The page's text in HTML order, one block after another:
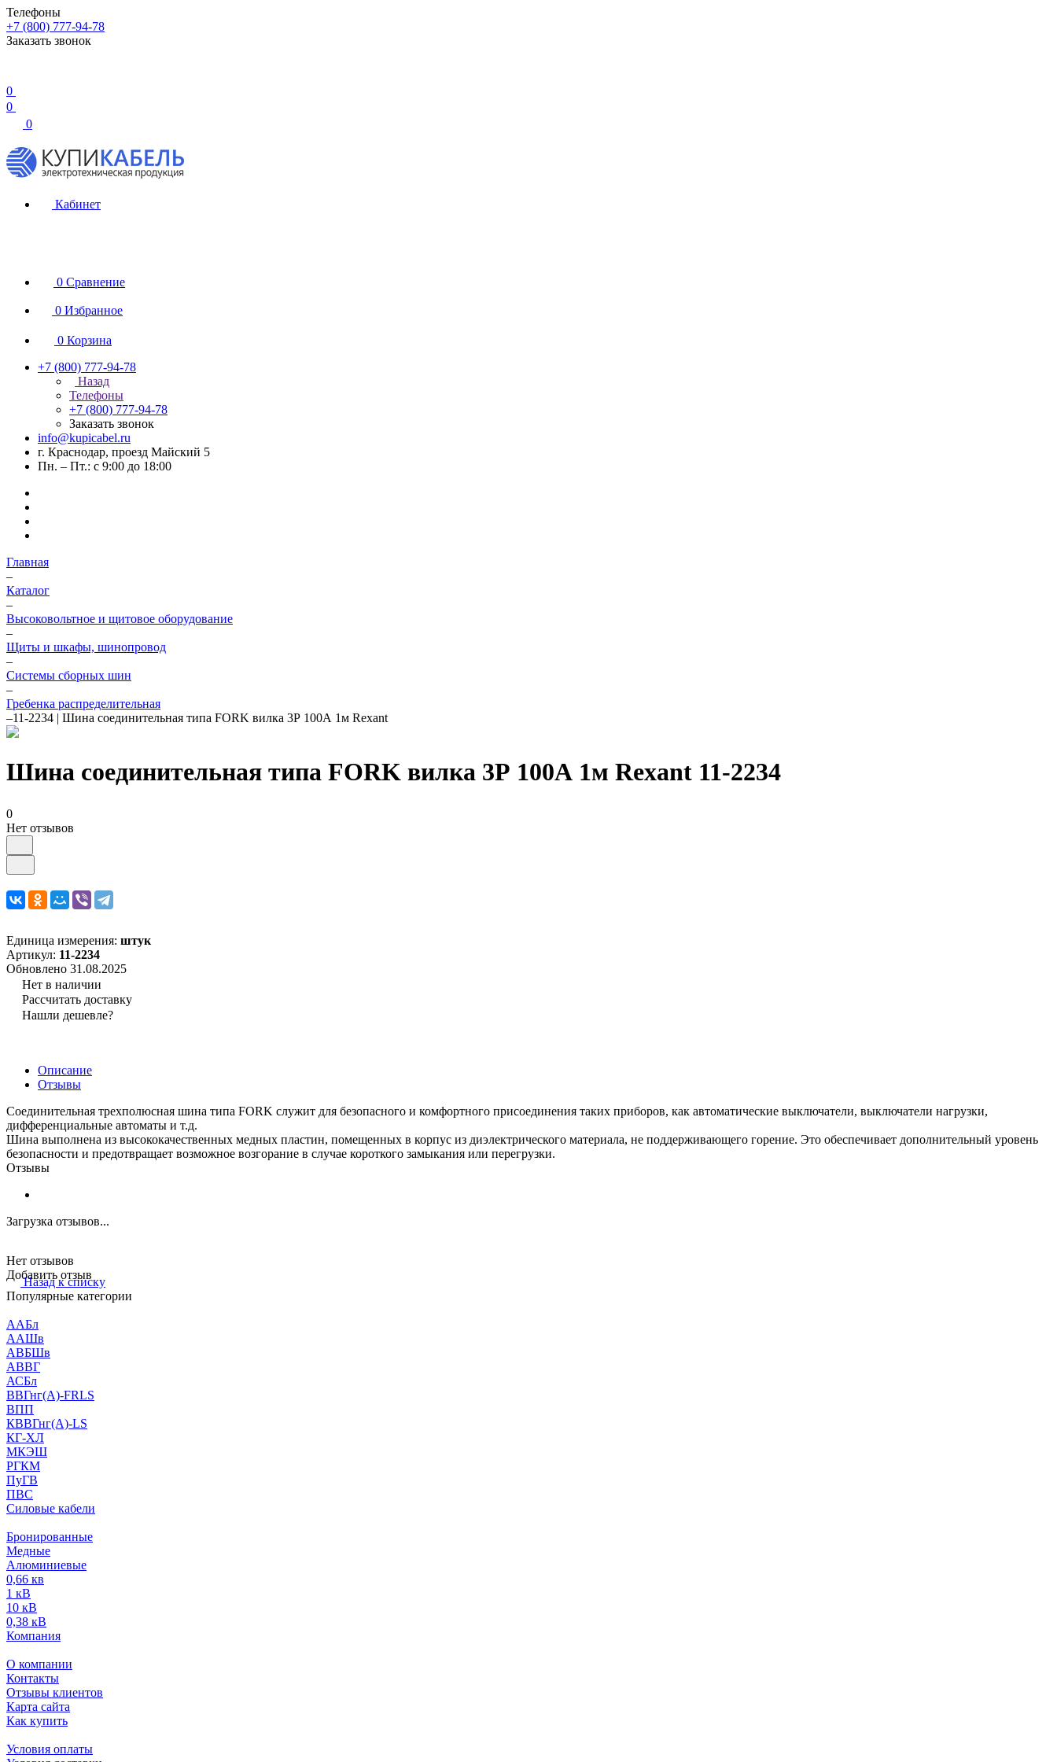
Телефоны
+7 (800) 777-94-78
Заказать звонок
0
0
0
Кабинет
0 Сравнение
0 Избранное
0 Корзина
+7 (800) 777-94-78
Назад
Телефоны
+7 (800) 777-94-78
Заказать звонок
info@kupicabel.ru
г. Краснодар, проезд Майский 5
Пн. – Пт.: с 9:00 до 18:00
Главная
–
Каталог
–
Высоковольтное и щитовое оборудование
–
Щиты и шкафы, шинопровод
–
Системы сборных шин
–
Гребенка распределительная
–11-2234 | Шина соединительная типа FORK вилка 3Р 100А 1м Rexant
Шина соединительная типа FORK вилка 3Р 100А 1м Rexant 11-2234
0
Нет отзывов
Единица измерения: штук
Артикул: 11-2234
Обновлено 31.08.2025
Нет в наличии
Рассчитать доставку
Нашли дешевле?
Описание
Отзывы
Соединительная трехполюсная шина типа FORK служит для безопасного и комфортного присоединения таких приборов, как автоматические выключатели, выключатели нагрузки,
дифференциальные автоматы и т.д.
Шина выполнена из высококачественных медных пластин, помещенных в корпус из диэлектрического материала, не поддерживающего горение. Это обеспечивает дополнительный уровень
безопасности и предотвращает возможное возгорание в случае короткого замыкания или перегрузки.
Отзывы
Загрузка отзывов...
Нет отзывов
Добавить отзыв
Назад к списку
Популярные категории
ААБл
ААШв
АВБШв
АВВГ
АСБл
ВВГнг(А)-FRLS
ВПП
КВВГнг(А)-LS
КГ-ХЛ
МКЭШ
РГКМ
ПуГВ
ПВС
Силовые кабели
Бронированные
Медные
Алюминиевые
0,66 кв
1 кВ
10 кВ
0,38 кВ
Компания
О компании
Контакты
Отзывы клиентов
Карта сайта
Как купить
Условия оплаты